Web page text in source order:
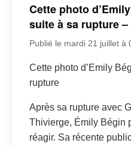
Cette photo
suite à sa rupture
Publié le mardi 21 juillet à
Cette photo d’Emily
rupture
Après sa rupture avec
Thivierge, Émily Bégin
réagir. Sa récente